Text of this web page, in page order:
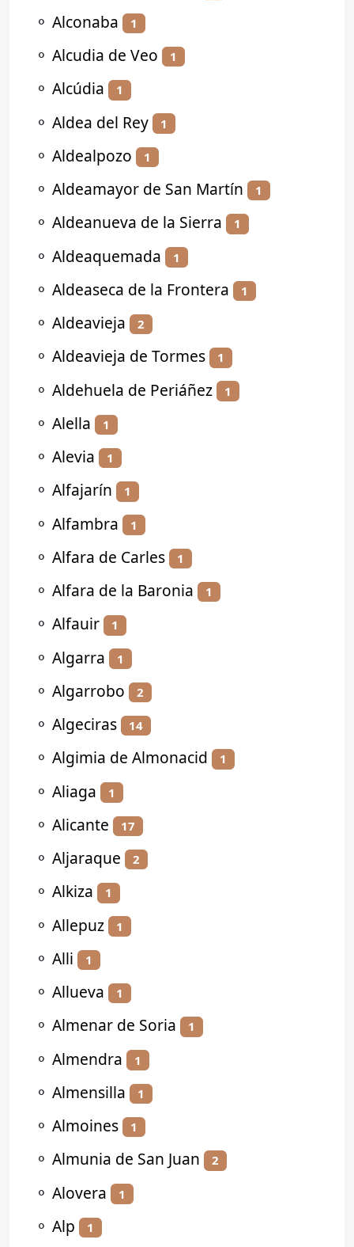
⚬ Alconaba 1
⚬ Alcudia de Veo 1
⚬ Alcúdia 1
⚬ Aldea del Rey 1
⚬ Aldealpozo 1
⚬ Aldeamayor de San Martín 1
⚬ Aldeanueva de la Sierra 1
⚬ Aldeaquemada 1
⚬ Aldeaseca de la Frontera 1
⚬ Aldeavieja 2
⚬ Aldeavieja de Tormes 1
⚬ Aldehuela de Periáñez 1
⚬ Alella 1
⚬ Alevia 1
⚬ Alfajarín 1
⚬ Alfambra 1
⚬ Alfara de Carles 1
⚬ Alfara de la Baronia 1
⚬ Alfauir 1
⚬ Algarra 1
⚬ Algarrobo 2
⚬ Algeciras 14
⚬ Algimia de Almonacid 1
⚬ Aliaga 1
⚬ Alicante 17
⚬ Aljaraque 2
⚬ Alkiza 1
⚬ Allepuz 1
⚬ Alli 1
⚬ Allueva 1
⚬ Almenar de Soria 1
⚬ Almendra 1
⚬ Almensilla 1
⚬ Almoines 1
⚬ Almunia de San Juan 2
⚬ Alovera 1
⚬ Alp 1